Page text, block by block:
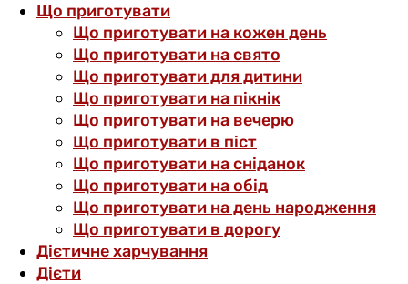
Що приготувати
Що приготувати на кожен день
Що приготувати на свято
Що приготувати для дитини
Що приготувати на пікнік
Що приготувати на вечерю
Що приготувати в піст
Що приготувати на сніданок
Що приготувати на обід
Що приготувати на день народження
Що приготувати в дорогу
Дієтичне харчування
Дієти